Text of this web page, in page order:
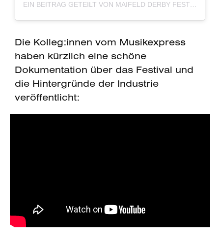
EIN BEITRAG GETEILT VON MAIFELD DERBY FESTIVAL (@MAIFELD_DERBY)
Die Kolleg:innen vom Musikexpress
haben kürzlich eine schöne
Dokumentation über das Festival und
die Hintergründe der Industrie
veröffentlicht: